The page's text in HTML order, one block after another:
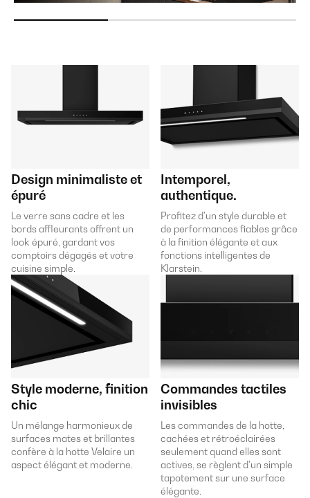
Design minimaliste et
épuré
Le verre sans cadre et les
bords affleurants offrent un
look épuré, gardant vos
comptoirs dégagés et votre
cuisine simple.
Intemporel,
authentique.
Profitez d'un style durable et
de performances fiables grâce
à la finition élégante et aux
fonctions intelligentes de
Klarstein.
Style moderne, finition
chic
Un mélange harmonieux de
surfaces mates et brillantes
confère à la hotte Velaire un
aspect élégant et moderne.
Commandes tactiles
invisibles
Les commandes de la hotte,
cachées et rétroéclairées
seulement quand elles sont
actives, se règlent d'un simple
tapotement sur une surface
élégante.